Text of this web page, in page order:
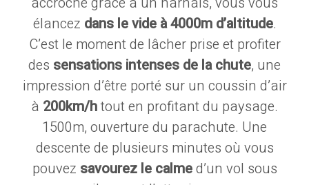
élancez dans le vide à 4000m d’altitude.
C’est le moment de lâcher prise et profiter
des sensations intenses de la chute, une
impression d’être porté sur un coussin d’air
à 200km/htout en profitant du paysage.
1500m, ouverture du parachute. Une
descente de plusieurs minutes où vous
pouvez savourez le calmed’un vol sous